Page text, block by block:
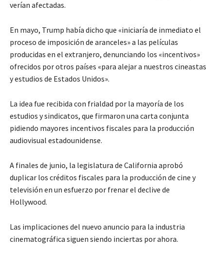
verían afectadas.
En mayo, Trump había dicho que «iniciaría de inmediato el
proceso de imposición de aranceles» a las películas
producidas en el extranjero, denunciando los «incentivos»
ofrecidos por otros países «para alejar a nuestros cineastas
y estudios de Estados Unidos».
La idea fue recibida con frialdad por la mayoría de los
estudios y sindicatos, que firmaron una carta conjunta
pidiendo mayores incentivos fiscales para la producción
audiovisual estadounidense.
A finales de junio, la legislatura de California aprobó
duplicar los créditos fiscales para la producción de cine y
televisión en un esfuerzo por frenar el declive de
Hollywood.
Las implicaciones del nuevo anuncio para la industria
cinematográfica siguen siendo inciertas por ahora.